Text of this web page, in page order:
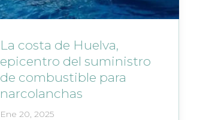
La costa de Huelva,
epicentro del suministro
de combustible para
narcolanchas
Ene 20, 2025